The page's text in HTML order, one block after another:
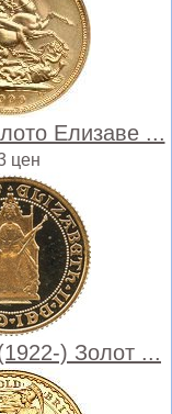
Елизаве ...
цен
) Золот ...